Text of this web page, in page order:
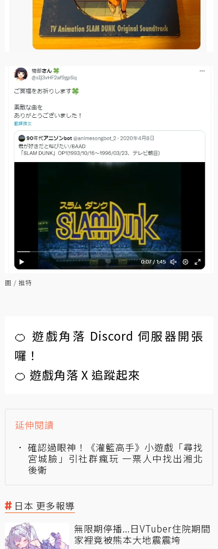
圖 / 推特
🍊 遊戲角落 Discord 伺服器開張
囉！
🍊 遊戲角落 X 追蹤起來
延伸閱讀
確認過眼神！《灌籃高手》小遊戲「尋找
宮城臉」引社群瘋玩 一票人中找出湘北
後衛
日本 更多報導
無限期停播...日VTuber住院期間
家裡竟被熊本大地震震垮